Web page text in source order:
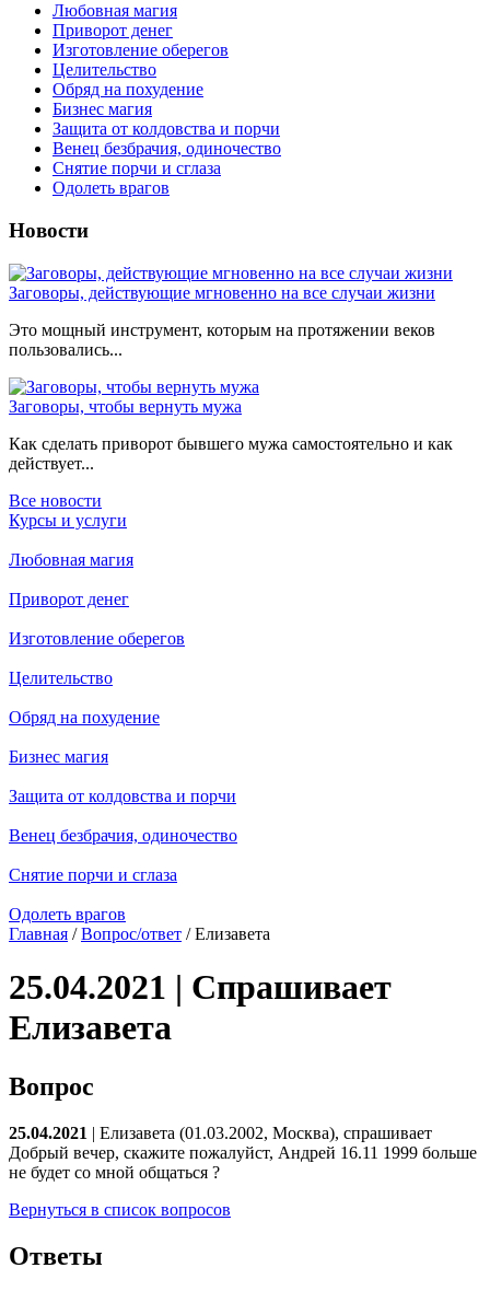
Любовная магия
Приворот денег
Изготовление оберегов
Целительство
Обряд на похудение
Бизнес магия
Защита от колдовства и порчи
Венец безбрачия, одиночество
Снятие порчи и сглаза
Одолеть врагов
Новости
Заговоры, действующие мгновенно на все случаи жизни
Это мощный инструмент, которым на протяжении веков
пользовались...
Заговоры, чтобы вернуть мужа
Как сделать приворот бывшего мужа самостоятельно и как
действует...
Все новости
Курсы и услуги
Любовная магия
Приворот денег
Изготовление оберегов
Целительство
Обряд на похудение
Бизнес магия
Защита от колдовства и порчи
Венец безбрачия, одиночество
Снятие порчи и сглаза
Одолеть врагов
Главная /Вопрос/ответ / Елизавета
25.04.2021 | Спрашивает
Елизавета
Вопрос
25.04.2021 | Елизавета (01.03.2002, Москва), спрашивает
Добрый вечер, скажите пожалуйст, Андрей 16.11 1999 больше
не будет со мной общаться ?
Вернуться в список вопросов
Ответы